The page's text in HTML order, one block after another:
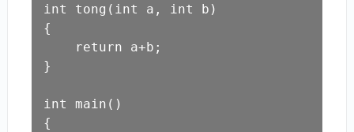
int tong(int a, int b)
{
    return a+b;
}
int main()
{